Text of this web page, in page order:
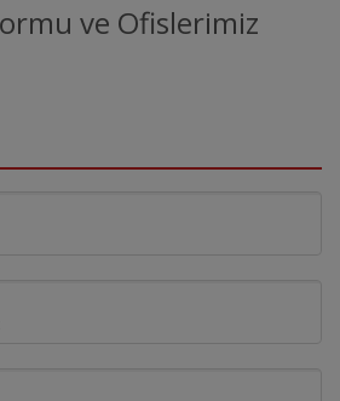
ve Ofislerimiz